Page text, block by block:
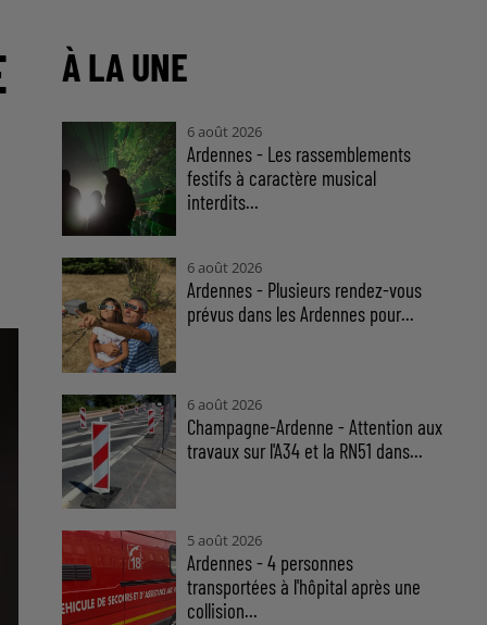
À LA UNE
6 août 2026
Ardennes - Les rassemblements
festifs à caractère musical
interdits...
6 août 2026
Ardennes - Plusieurs rendez-vous
prévus dans les Ardennes pour...
6 août 2026
Champagne-Ardenne - Attention aux
travaux sur l'A34 et la RN51 dans...
5 août 2026
Ardennes - 4 personnes
transportées à l'hôpital après une
collision...